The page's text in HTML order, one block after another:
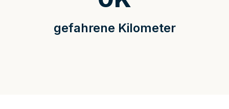
gefahrene Kilometer